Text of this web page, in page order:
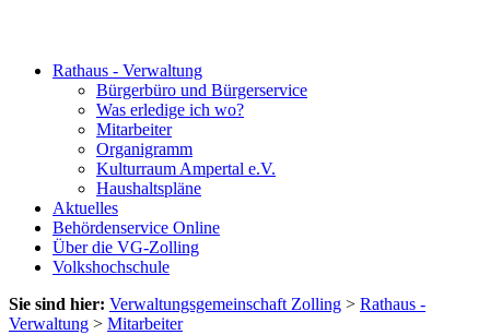
Rathaus - Verwaltung
Bürgerbüro und Bürgerservice
Was erledige ich wo?
Mitarbeiter
Organigramm
Kulturraum Ampertal e.V.
Haushaltspläne
Aktuelles
Behördenservice Online
Über die VG-Zolling
Volkshochschule
Sie sind hier: Verwaltungsgemeinschaft Zolling > Rathaus -
Verwaltung > Mitarbeiter